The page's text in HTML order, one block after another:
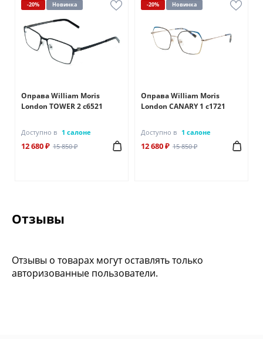
-20% Новинка
Оправа William Moris
London TOWER 2 c6521
Доступно в 1 салоне
12 680 ₽ 15 850 ₽
-20% Новинка
Оправа William Moris
London CANARY 1 c1721
Доступно в 1 салоне
12 680 ₽ 15 850 ₽
Отзывы
Отзывы о товарах могут оставлять только
авторизованные пользователи.